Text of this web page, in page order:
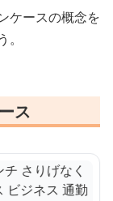
ケースの概念を
ス